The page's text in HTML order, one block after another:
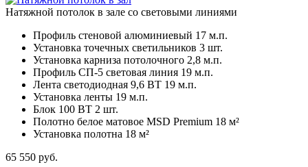
Натяжной потолок в зале со световыми линиями
Профиль стеновой алюминиевый 17 м.п.
Установка точечных светильников 3 шт.
Установка карниза потолочного 2,8 м.п.
Профиль СП-5 световая линия 19 м.п.
Лента светодиодная 9,6 ВТ 19 м.п.
Установка ленты 19 м.п.
Блок 100 ВТ 2 шт.
Полотно белое матовое MSD Premium 18 м²
Установка полотна 18 м²
65 550 руб.